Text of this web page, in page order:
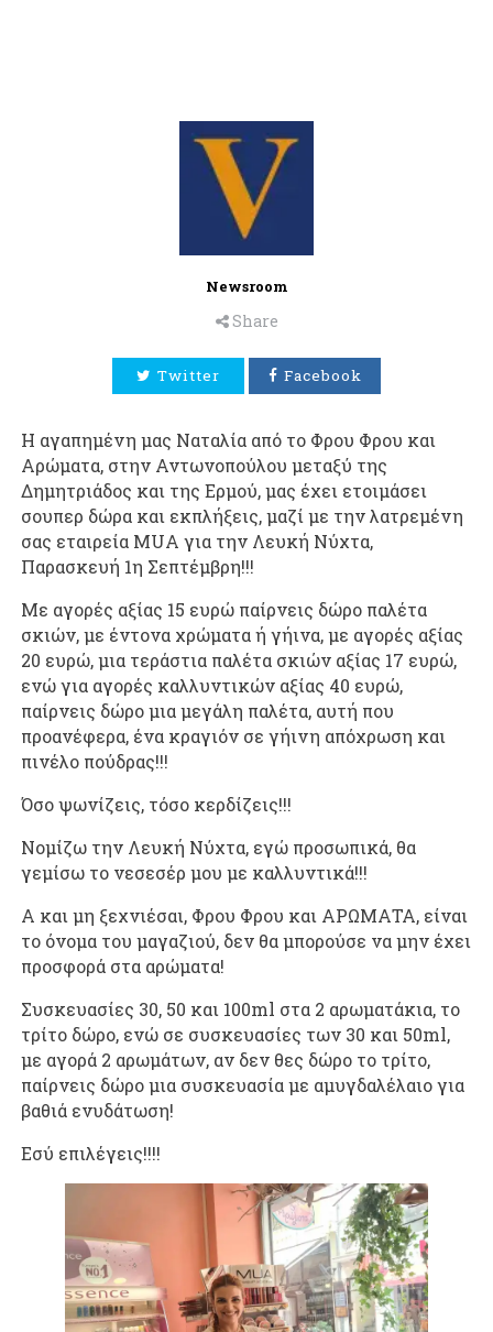
Newsroom
Share
Twitter Facebook
Η αγαπημένη μας Ναταλία από το Φρου Φρου και
Αρώματα, στην Αντωνοπούλου μεταξύ της
Δημητριάδος και της Ερμού, μας έχει ετοιμάσει
σουπερ δώρα και εκπλήξεις, μαζί με την λατρεμένη
σας εταιρεία MUA για την Λευκή Νύχτα,
Παρασκευή 1η Σεπτέμβρη!!!
Με αγορές αξίας 15 ευρώ παίρνεις δώρο παλέτα
σκιών, με έντονα χρώματα ή γήινα, με αγορές αξίας
20 ευρώ, μια τεράστια παλέτα σκιών αξίας 17 ευρώ,
ενώ για αγορές καλλυντικών αξίας 40 ευρώ,
παίρνεις δώρο μια μεγάλη παλέτα, αυτή που
προανέφερα, ένα κραγιόν σε γήινη απόχρωση και
πινέλο πούδρας!!!
Όσο ψωνίζεις, τόσο κερδίζεις!!!
Νομίζω την Λευκή Νύχτα, εγώ προσωπικά, θα
γεμίσω το νεσεσέρ μου με καλλυντικά!!!
Α και μη ξεχνιέσαι, Φρου Φρου και ΑΡΩΜΑΤΑ, είναι
το όνομα του μαγαζιού, δεν θα μπορούσε να μην έχει
προσφορά στα αρώματα!
Συσκευασίες 30, 50 και 100ml στα 2 αρωματάκια, το
τρίτο δώρο, ενώ σε συσκευασίες των 30 και 50ml,
με αγορά 2 αρωμάτων, αν δεν θες δώρο το τρίτο,
παίρνεις δώρο μια συσκευασία με αμυγδαλέλαιο για
βαθιά ενυδάτωση!
Εσύ επιλέγεις!!!!